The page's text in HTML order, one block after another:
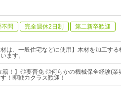
不問 完全週休2日制 第二新卒歓迎
材は、一般住宅などに使用】木材を加工す
ます。
籍！】◎要普免 ◎何らかの機械保全経験(
！即戦力クラス歓迎！